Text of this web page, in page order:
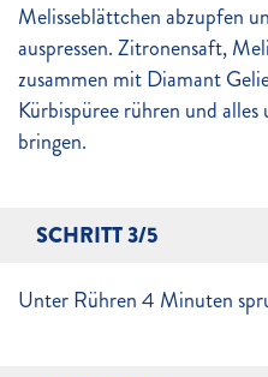
Melisseblättchen abzupfen
auspressen. Zitronensaft,
zusammen mit Diamant
Kürbispüree rühren und
bringen.
SCHRITT 3/5
Unter Rühren 4 Minuten